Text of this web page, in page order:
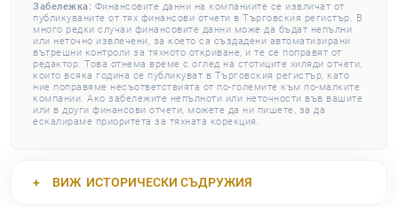
Забележка: Финансовите данни на компаниите се извличат от
публикуваните от тях финансови отчети в Търговския регистър. В
много редки случаи финансовите данни може да бъдат непълни
или неточно извлечени, за което са създадени автоматизирани
вътрешни контроли за тяхното откриване, и те се поправят от
редактор. Това отнема време с оглед на стотиците хиляди отчети,
които всяка година се публикуват в Търговския регистър, като
ние поправяме несъответствията от по-големите към по-малките
компании. Ако забележите непълноти или неточности във вашите
или в други финансови отчети, можете да ни пишете, за да
ескалираме приоритета за тяхната корекция.
ВИЖ ИСТОРИЧЕСКИ СЪДРУЖИЯ